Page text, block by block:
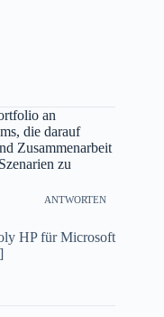
an
die darauf
Zusammenarbeit
zu
ANTWORTEN
HP für Microsoft